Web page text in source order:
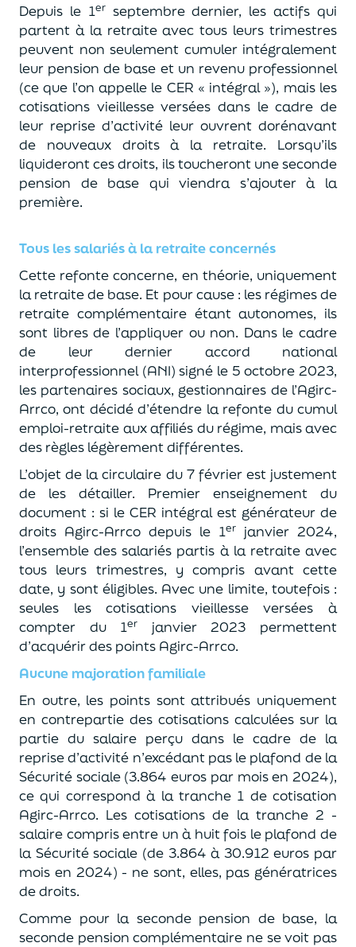
Depuis le 1erseptembre dernier, les actifs qui
partent à la retraite avec tous leurs trimestres
peuvent non seulement cumuler intégralement
leur pension de base et un revenu professionnel
(ce que l’on appelle le CER « intégral »), mais les
cotisations vieillesse versées dans le cadre de
leur reprise d’activité leur ouvrent dorénavant
de nouveaux droits à la retraite. Lorsqu’ils
liquideront ces droits, ils toucheront une seconde
pension de base qui viendra s’ajouter à la
première.
Tous les salariés à la retraite concernés
Cette refonte concerne, en théorie, uniquement
la retraite de base. Et pour cause : les régimes de
retraite complémentaire étant autonomes, ils
sont libres de l’appliquer ou non. Dans le cadre
de leur dernier accord national
interprofessionnel (ANI) signé le 5 octobre 2023,
les partenaires sociaux, gestionnaires de l’Agirc-
Arrco, ont décidé d’étendre la refonte du cumul
emploi-retraite aux affiliés du régime, mais avec
des règles légèrement différentes.
L’objet de la circulaire du 7 février est justement
de les détailler. Premier enseignement du
document : si le CER intégral est générateur de
droits Agirc-Arrco depuis le 1er
janvier 2024,
l’ensemble des salariés partis à la retraite avec
tous leurs trimestres, y compris avant cette
date, y sont éligibles. Avec une limite, toutefois :
seules les cotisations vieillesse versées à
compter du 1er
janvier 2023 permettent
d’acquérir des points Agirc-Arrco.
Aucune majoration familiale
En outre, les points sont attribués uniquement
en contrepartie des cotisations calculées sur la
partie du salaire perçu dans le cadre de la
reprise d’activité n’excédant pas le plafond de la
Sécurité sociale (3.864 euros par mois en 2024),
ce qui correspond à la tranche 1 de cotisation
Agirc-Arrco. Les cotisations de la tranche 2 -
salaire compris entre un à huit fois le plafond de
la Sécurité sociale (de 3.864 à 30.912 euros par
mois en 2024) - ne sont, elles, pas génératrices
de droits.
Comme pour la seconde pension de base, la
seconde pension complémentaire ne se voit pas